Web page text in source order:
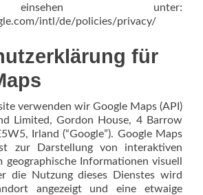
unter:
intl/de/policies/privacy/
für
verwenden wir Google Maps (API)
Limited, Gordon House, 4 Barrow
Irland (“Google”). Google Maps
zur Darstellung von interaktiven
geographische Informationen visuell
die Nutzung dieses Dienstes wird
angezeigt und eine etwaige